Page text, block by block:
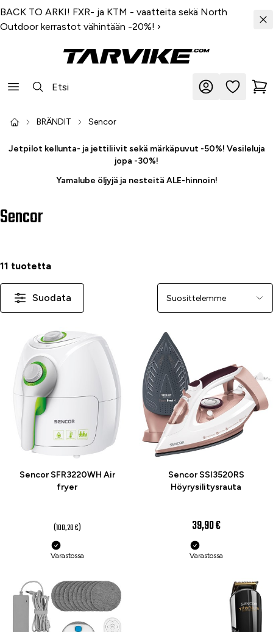
BACK TO ARKI! FXR- ja KTM - vaatteita sekä North
Outdoor kerrastot vähintään -20%! ›
BRÄNDIT Sencor
Jetpilot kellunta- ja jettiliivit sekä märkäpuvut -50%! Vesileluja
jopa -30%!
Yamalube öljyjä ja nesteitä ALE-hinnoin!
Sencor
11 tuotetta
Suodata Järjestä
-51 %
Sencor SFR3220WH Air
fryer
(100,20 €)
Varastossa
Sencor SSI3520RS
Höyrysilitysrauta
39,90 €
Varastossa